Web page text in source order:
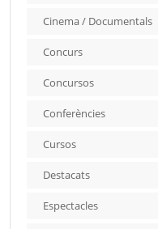
Cinema / Documentals
Concurs
Concursos
Conferències
Cursos
Destacats
Espectacles